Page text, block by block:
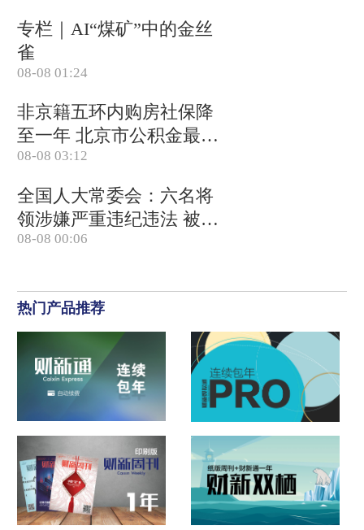
专栏｜AI“煤矿”中的金丝
雀
08-08 01:24
非京籍五环内购房社保降
至一年 北京市公积金最高
可贷340万元
08-08 03:12
全国人大常委会：六名将
领涉嫌严重违纪违法 被罢
免全国人大代表
08-08 00:06
热门产品推荐